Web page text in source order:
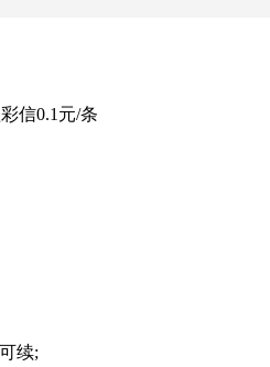
信0.1元/条
续;